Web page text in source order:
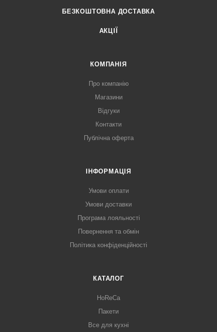
БЕЗКОШТОВНА ДОСТАВКА
АКЦІЇ
КОМПАНІЯ
Про компанію
Магазини
Відгуки
Контакти
Публічна оферта
ІНФОРМАЦІЯ
Умови оплати
Умови доставки
Програма лояльності
Повернення та обмін
Політика конфіденційності
КАТАЛОГ
HoReCa
Пакети
Все для кухні